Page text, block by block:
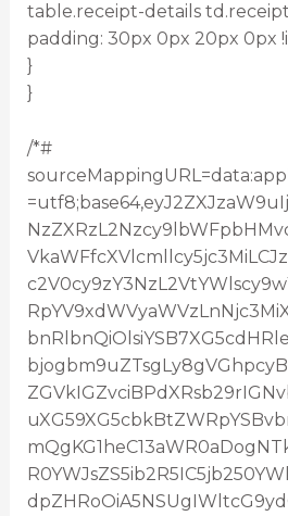
table.receipt-details
padding: 30px 0px 20px 0px
}
}
/*#